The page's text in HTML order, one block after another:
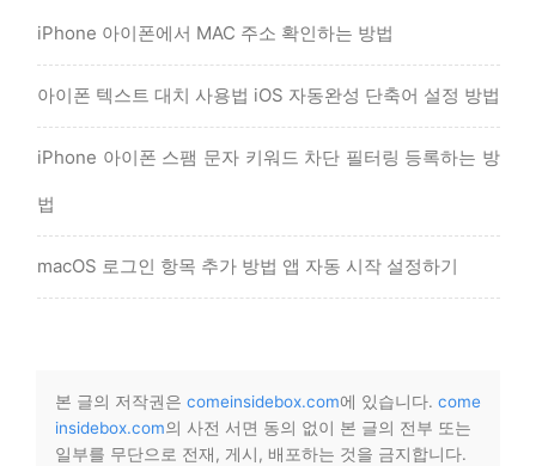
iPhone 아이폰에서 MAC 주소 확인하는 방법
아이폰 텍스트 대치 사용법 iOS 자동완성 단축어 설정 방법
iPhone 아이폰 스팸 문자 키워드 차단 필터링 등록하는 방
법
macOS 로그인 항목 추가 방법 앱 자동 시작 설정하기
본 글의 저작권은 comeinsidebox.com에 있습니다. come
insidebox.com의 사전 서면 동의 없이 본 글의 전부 또는
일부를 무단으로 전재, 게시, 배포하는 것을 금지합니다.